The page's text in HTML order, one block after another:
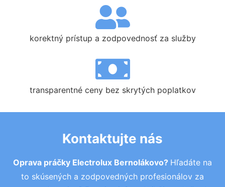
korektný prístup a zodpovednosť za služby
transparentné ceny bez skrytých poplatkov
Kontaktujte nás
Oprava práčky Electrolux Bernolákovo? Hľadáte na
to skúsených a zodpovedných profesionálov za